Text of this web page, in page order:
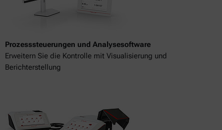
Prozesssteuerungen und Analysesoftware
Erweitern Sie die Kontrolle mit Visualisierung und
Berichterstellung